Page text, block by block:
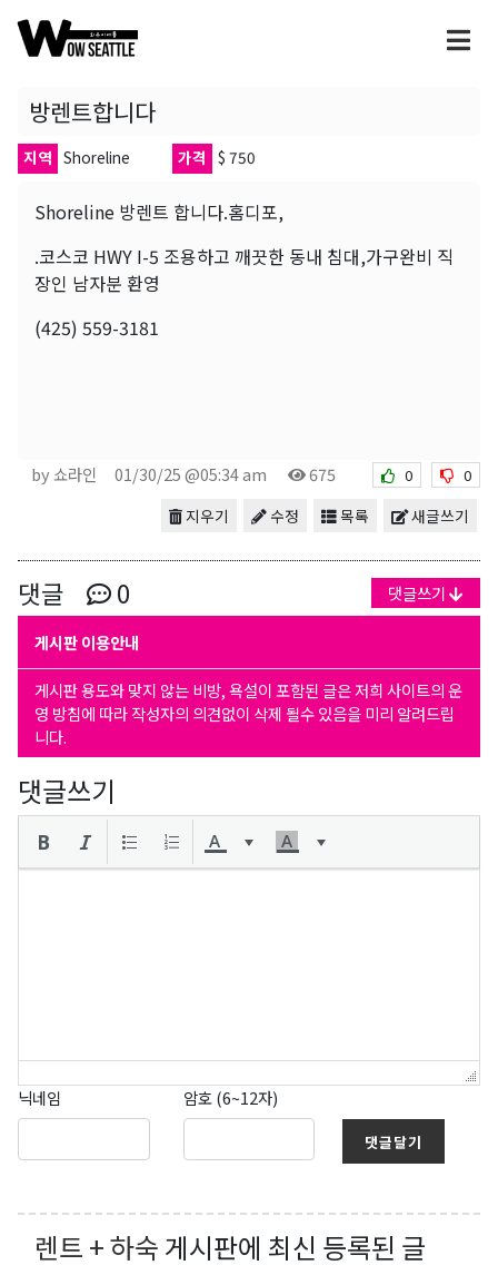
방렌트합니다
지역 Shoreline 가격 $ 750
Shoreline 방렌트 합니다.홈디포,
.코스코 HWY I-5 조용하고 깨끗한 동내 침대,가구완비 직
장인 남자분 환영
(425) 559-3181
by 쇼라인 01/30/25 @05:34 am 675 0 0
새글쓰기
목록
수정
지우기
댓글 0 댓글쓰기
게시판 이용안내
게시판 용도와 맞지 않는 비방, 욕설이 포함된 글은 저희 사이트의 운
영 방침에 따라 작성자의 의견없이 삭제 될수 있음을 미리 알려드립
니다.
댓글쓰기
닉네임 암호 (6~12자)
댓글달기
렌트 + 하숙 게시판에 최신 등록된 글